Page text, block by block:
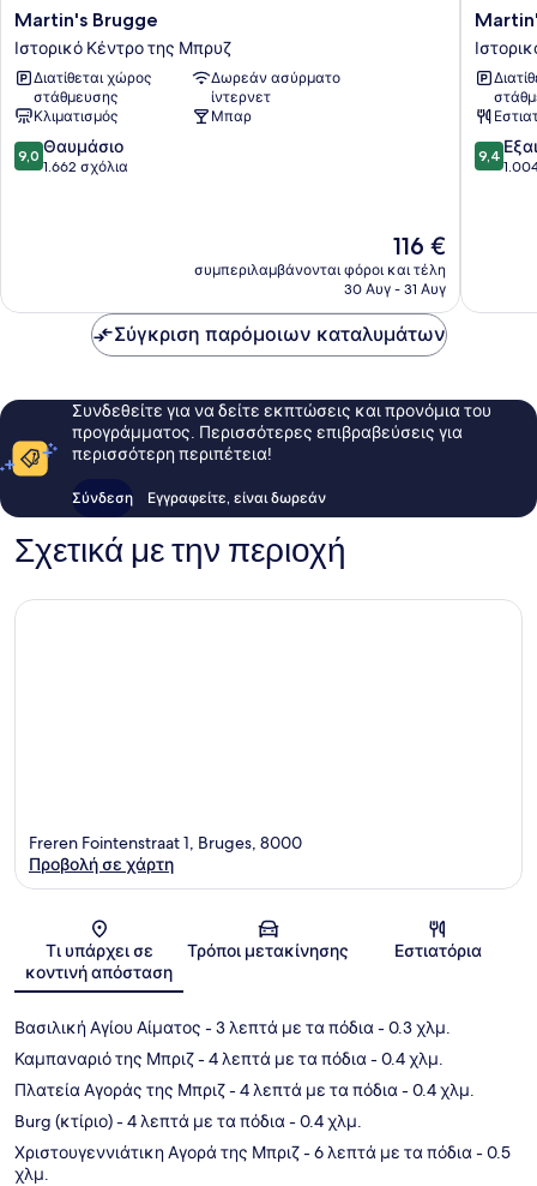
Martin's
Brugge
Ιστορικό
Κέντρο
της
Μπρυζ
Martin's Brugge
Ιστορικό Κέντρο της Μπρυζ
Διατίθεται χώρος
στάθμευσης
Δωρεάν ασύρματο
ίντερνετ
Κλιματισμός
Μπαρ
9.0
στα
9,0 Θαυμάσιο
1.662 σχόλια
Η
τιμή
είναι
116 €
συμπεριλαμβάνονται φόροι και τέλη
30 Αυγ - 31 Αυγ
Martin's
Relais
Κέντρο
της
Μπρυζ
9.4
στα
9,4
Σύγκριση παρόμοιων καταλυμάτων
Συνδεθείτε για να δείτε εκπτώσεις και προνόμια του
προγράμματος. Περισσότερες επιβραβεύσεις για
περισσότερη περιπέτεια!
Σύνδεση Εγγραφείτε, είναι δωρεάν
Σχετικά με την περιοχή
Χάρτης
Freren Fointenstraat 1, Bruges, 8000
Προβολή σε χάρτη
Τι υπάρχει σε
κοντινή απόσταση
Τρόποι μετακίνησης Εστιατόρια
Βασιλική Αγίου Αίματος - 3 λεπτά με τα πόδια- 0.3 χλμ.
Καμπαναριό της Μπριζ- 4 λεπτά με τα πόδια- 0.4 χλμ.
Πλατεία Αγοράς της Μπριζ- 4 λεπτά με τα πόδια- 0.4 χλμ.
Burg (κτίριο)- 4 λεπτά με τα πόδια- 0.4 χλμ.
Χριστουγεννιάτικη Αγορά της Μπριζ- 6 λεπτά με τα πόδια- 0.5
χλμ.